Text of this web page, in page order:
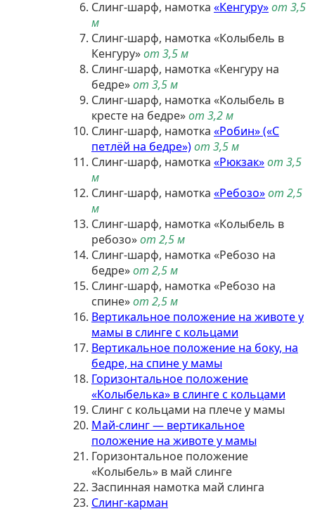
Слинг-шарф, намотка «Кенгуру»от 3,5
м
Слинг-шарф, намотка «Колыбель в
Кенгуру»от 3,5 м
Слинг-шарф, намотка «Кенгуру на
бедре»от 3,5 м
Слинг-шарф, намотка «Колыбель в
кресте на бедре»от 3,2 м
Слинг-шарф, намотка «Робин» («С
петлёй на бедре»)от 3,5 м
Слинг-шарф, намотка «Рюкзак»от 3,5
м
Слинг-шарф, намотка «Ребозо»от 2,5
м
Слинг-шарф, намотка «Колыбель в
ребозо»от 2,5 м
Слинг-шарф, намотка «Ребозо на
бедре»от 2,5 м
Слинг-шарф, намотка «Ребозо на
спине»от 2,5 м
Вертикальное положение на животе у
мамы в слинге с кольцами
Вертикальное положение на боку, на
бедре, на спине у мамы
Горизонтальное положение
«Колыбелька» в слинге с кольцами
Слинг с кольцами на плече у мамы
Май-слинг — вертикальное
положение на животе у мамы
Горизонтальное положение
«Колыбель» в май слинге
Заспинная намотка май слинга
Слинг-карман